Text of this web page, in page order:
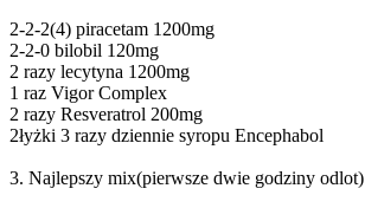
2-2-2(4) piracetam 1200mg
2-2-0 bilobil 120mg
2 razy lecytyna 1200mg
1 raz Vigor Complex
2 razy Resveratrol 200mg
2łyżki 3 razy dziennie syropu Encephabol
3. Najlepszy mix(pierwsze dwie godziny odlot)